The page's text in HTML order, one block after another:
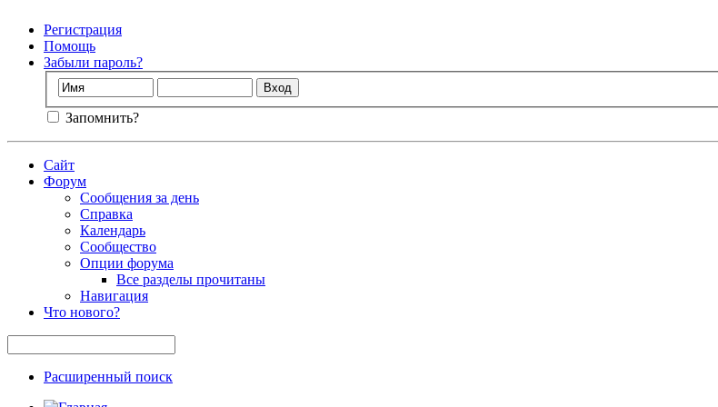
Регистрация
Помощь
Забыли пароль?
Запомнить?
Сайт
Форум
Сообщения за день
Справка
Календарь
Сообщество
Опции форума
Все разделы прочитаны
Навигация
Что нового?
Расширенный поиск